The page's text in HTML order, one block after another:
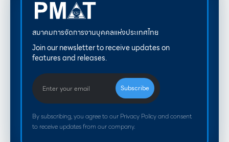
สมาคมการจัดการงานบุคคลแห่งประเทศไทย
Join our newsletter to receive updates on
features and releases.
By subscribing, you agree to our Privacy Policy and consent
to receive updates from our company.